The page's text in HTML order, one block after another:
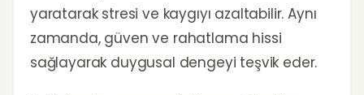
yaratarak stresi ve kaygıyı azaltabilir. Aynı
zamanda, güven ve rahatlama hissi
sağlayarak duygusal dengeyi teşvik eder.